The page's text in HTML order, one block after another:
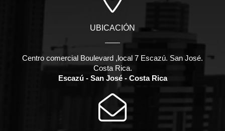
UBICACIÓN
Centro comercial Boulevard ,local 7 Escazú. San José.
Costa Rica.
Escazú - San José - Costa Rica